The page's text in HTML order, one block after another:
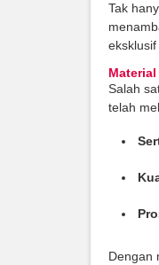
Tak
Salah
telah
Dengan